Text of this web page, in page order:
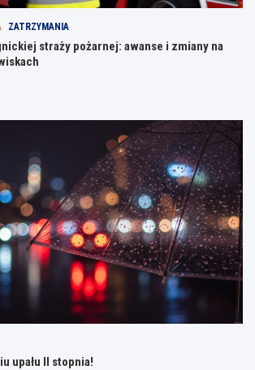
ZATRZYMANIA
straży pożarnej: awanse i zmiany na
upału II stopnia!